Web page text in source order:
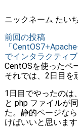
ニックネーム たい
前回の投稿
「
でインタラクティ
CentOSを使ったペ
それでは、2日目を
1日目でやったのは
と php ファイルが
た。静的ページな
けばいいと思います